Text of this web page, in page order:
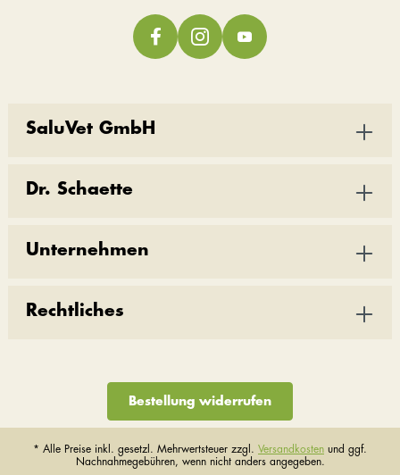
SaluVet GmbH
Dr. Schaette
Unternehmen
Rechtliches
Bestellung widerrufen
* Alle Preise inkl. gesetzl. Mehrwertsteuer zzgl. Versandkosten und ggf.
Nachnahmegebühren, wenn nicht anders angegeben.